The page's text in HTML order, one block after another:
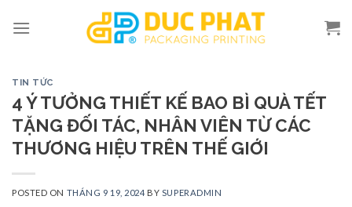
TIN TỨC
4 Ý TƯỞNG THIẾT KẾ BAO BÌ QUÀ TẾT
TẶNG ĐỐI TÁC, NHÂN VIÊN TỪ CÁC
THƯƠNG HIỆU TRÊN THẾ GIỚI
POSTED ON THÁNG 9 19, 2024 BY SUPERADMIN